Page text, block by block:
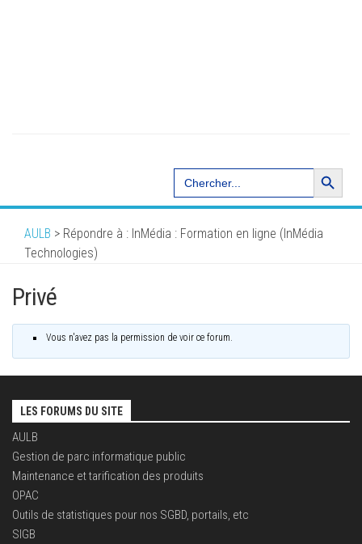
Search
for:
Search Button
AULB > Répondre à : InMédia : Formation en ligne (InMédia
Technologies)
Privé
Vous n'avez pas la permission de voir ce forum.
LES FORUMS DU SITE
AULB
Gestion de parc informatique public
Maintenance et tarification des produits
OPAC
Outils de statistiques pour nos SGBD, portails, etc
SIGB